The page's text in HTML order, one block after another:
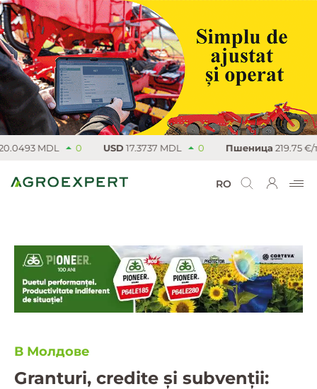
MDL 0 USD17.3737 MDL 0 Пшеница219.75 €/т
RO
В Молдове
Granturi, credite și subvenții: